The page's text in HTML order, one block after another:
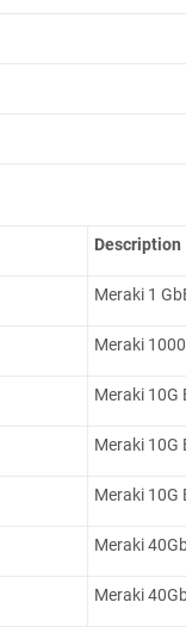
Description
Meraki 1
Meraki
Meraki 10G
Meraki 10G
Meraki 10G
Meraki
Meraki